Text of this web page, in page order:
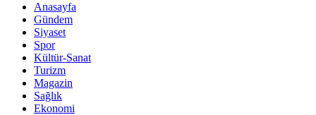
Anasayfa
Gündem
Siyaset
Spor
Kültür-Sanat
Turizm
Magazin
Sağlık
Ekonomi